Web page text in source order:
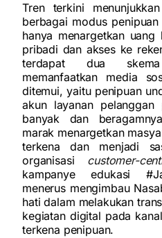
Tren terkini
berbagai modus
hanya menargetkan
pribadi dan akses ke
terdapat dua
memanfaatkan media
ditemui, yaitu penipuan
akun layanan pelanggan
banyak dan
marak menargetkan
terkena dan menjadi
organisasi customer-
kampanye edukasi
menerus mengimbau
hati dalam melakukan
kegiatan digital pada
terkena penipuan.